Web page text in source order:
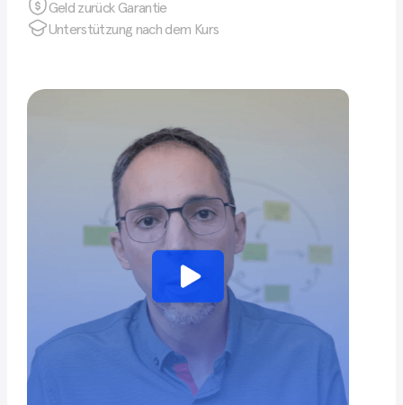
Geld zurück Garantie
Unterstützung nach dem Kurs